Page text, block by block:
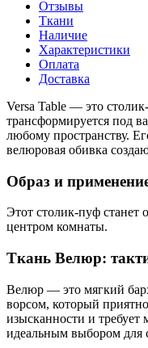
Отзывы
Ткани
Наличие
Характеристики
Оплата
Доставка
Versa Table — это
трансформируется под
любому пространству.
велюровая обивка
Образ и
Этот столик-пуф
центром комнаты.
Ткань Велюр:
Велюр — это мягкий
ворсом, который
изысканности и требует
идеальным выбором для